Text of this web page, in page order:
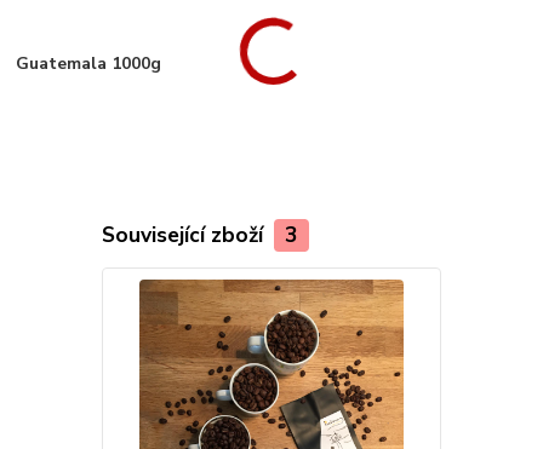
Guatemala 1000g
Související zboží 3